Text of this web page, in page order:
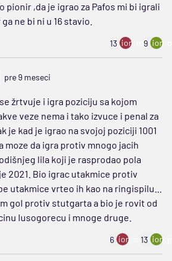
pionir ,da je igrao za Pafos mi bi igrali
ne bi ni u 16 stavio.
13 ion:minus
9
pre 9 meseci
žrtvuje i igra poziciju sa kojom
veze nema i tako izvuce i penal za
je kad je igrao na svojoj poziciji 1001
moze da igra protiv mnogo jacih
lila koji je rasprodao pola
2021. Bio igrac utakmice protiv
utakmice vrteo ih kao na ringispilu...
gol protiv stutgarta a bio je rovit od
lusogorecu i mnoge druge.
6 ion:minus
13